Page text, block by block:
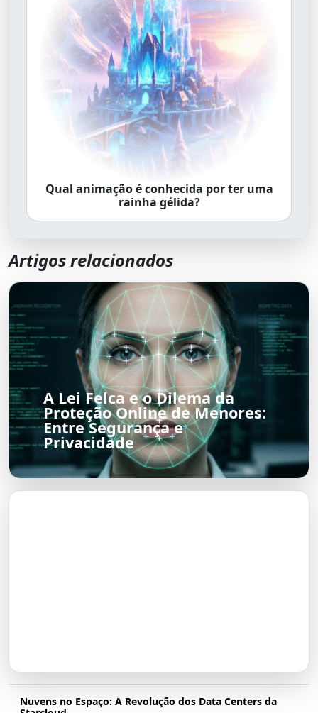
Qual animação é conhecida por ter uma
rainha gélida?
Artigos relacionados
A Lei Felca e o Dilema da
Proteção Online de Menores:
Entre Segurança e
Privacidade
Nuvens no Espaço: A Revolução dos Data Centers da